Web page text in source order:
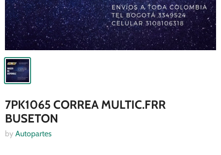
7PK1065 CORREA MULTIC.FRR
BUSETON
by Autopartes